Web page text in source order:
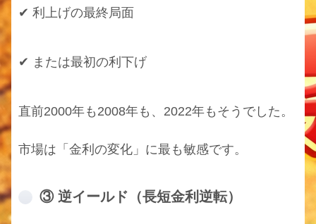
✔ 利上げの最終局面
✔ または最初の利下げ
直前2000年も2008年も、2022年もそうでした。
市場は「金利の変化」に最も敏感です。
③ 逆イールド（長短金利逆転）